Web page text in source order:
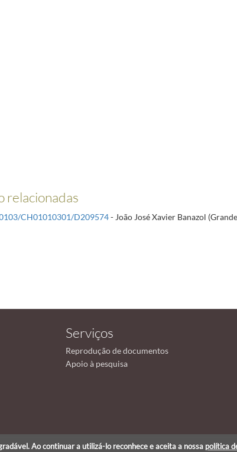
relacionadas
CH01010301/D209574- João José Xavier Banazol (Grande
Serviços
Reprodução de documentos
Apoio à pesquisa
Ao continuar a utilizá-lo reconhece e aceita a nossa política